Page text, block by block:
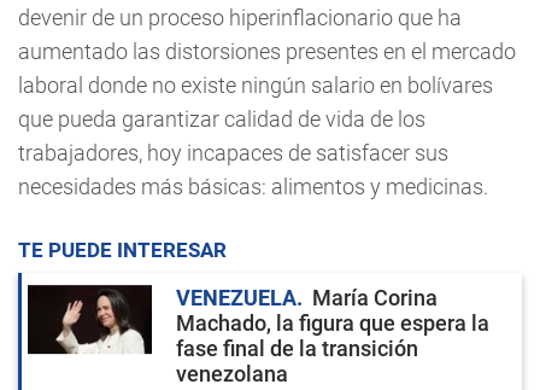
devenir de un proceso hiperinflacionario que ha
aumentado las distorsiones presentes en el mercado
laboral donde no existe ningún salario en bolívares
que pueda garantizar calidad de vida de los
trabajadores, hoy incapaces de satisfacer sus
necesidades más básicas: alimentos y medicinas.
TE PUEDE INTERESAR
VENEZUELA
María Corina
Machado, la figura que espera la
fase final de la transición
venezolana